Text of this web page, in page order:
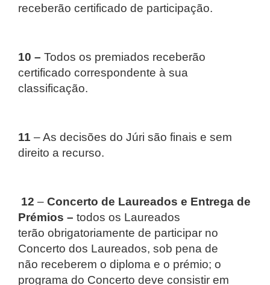
receberão certificado de participação.
10 – Todos os premiados receberão
certificado correspondente à sua
classificação.
11 – As decisões do Júri são finais e sem
direito a recurso.
12 – Concerto de Laureados e Entrega de
Prémios – todos os Laureados
terão obrigatoriamente de participar no
Concerto dos Laureados, sob pena de
não receberem o diploma e o prémio; o
programa do Concerto deve consistir em